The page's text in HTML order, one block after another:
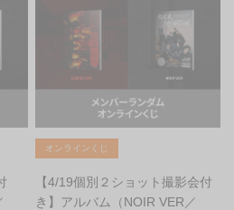
オンラインくじ
【4/19個別２ショット撮影会付
き】アルバム（NOIR VER／